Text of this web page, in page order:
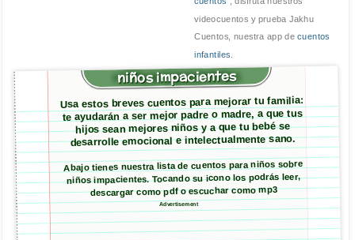
videocuentos y prueba Jakhu
Cuentos, nuestra app decuentos
infantiles
niños impacientes
Usa estos breves cuentos para mejorar tu familia:
te ayudarán a ser mejor padre o madre, a que tus
hijos sean mejores niños y a que tu bebé se
desarrolle emocional e intelectualmente sano.
Abajo tienes nuestra lista de cuentos para niños sobre
niños impacientes. Tocando su icono los podrás leer,
descargar como pdf o escuchar como mp3
Advertisement